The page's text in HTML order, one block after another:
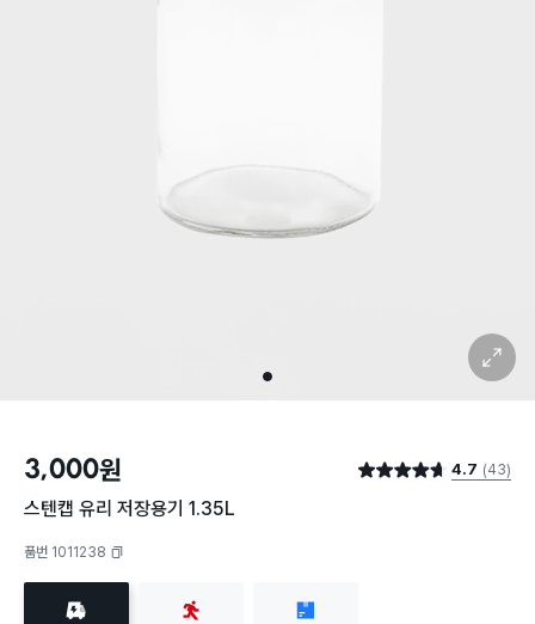
1
확대 보기
3,000원 별점 4.7점 4.7 (43)
스텐캡 유리 저장용기 1.35L
품번 1011238